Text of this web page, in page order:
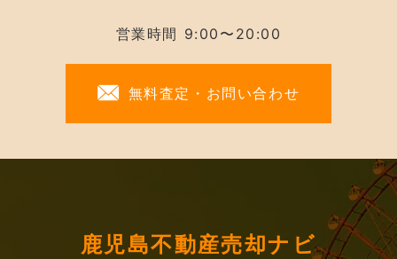
営業時間 9:00〜20:00
無料査定・お問い合わせ
鹿児島不動産売却ナビ